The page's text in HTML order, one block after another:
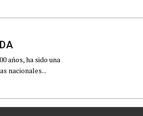
años, ha sido una
nacionales...